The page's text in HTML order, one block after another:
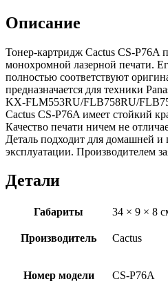
Описание
Тонер-картридж Cactus CS-P76A
монохромной лазерной печати.
полностью соответствуют
предназначается для техники
KX-FLM553RU/FLB758RU/
Cactus CS-P76A имеет стойкий
Качество печати ничем не
Деталь подходит для домашней и
эксплуатации. Производителем
Детали
Габариты 34 × 9 × 8
Производитель Cactus
Номер модели CS-P76A